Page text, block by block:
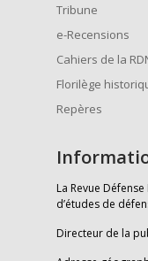
Tribune
e-Recensions
Cahiers de la
Florilège
Repères
La Revue
d’études de
Directeur de la